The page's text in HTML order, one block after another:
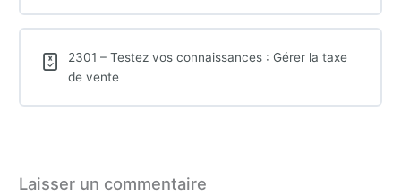
2301 – Testez vos connaissances : Gérer la taxe
de vente
Laisser un commentaire